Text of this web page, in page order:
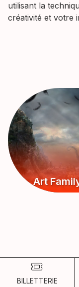
utilisant la
créativité et votre
Art
BILLETTERIE